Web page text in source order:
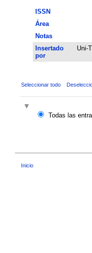
ISSN
Área
Notas
Insertado
por
Uni-
Seleccionar todo
Todas las
Inicio